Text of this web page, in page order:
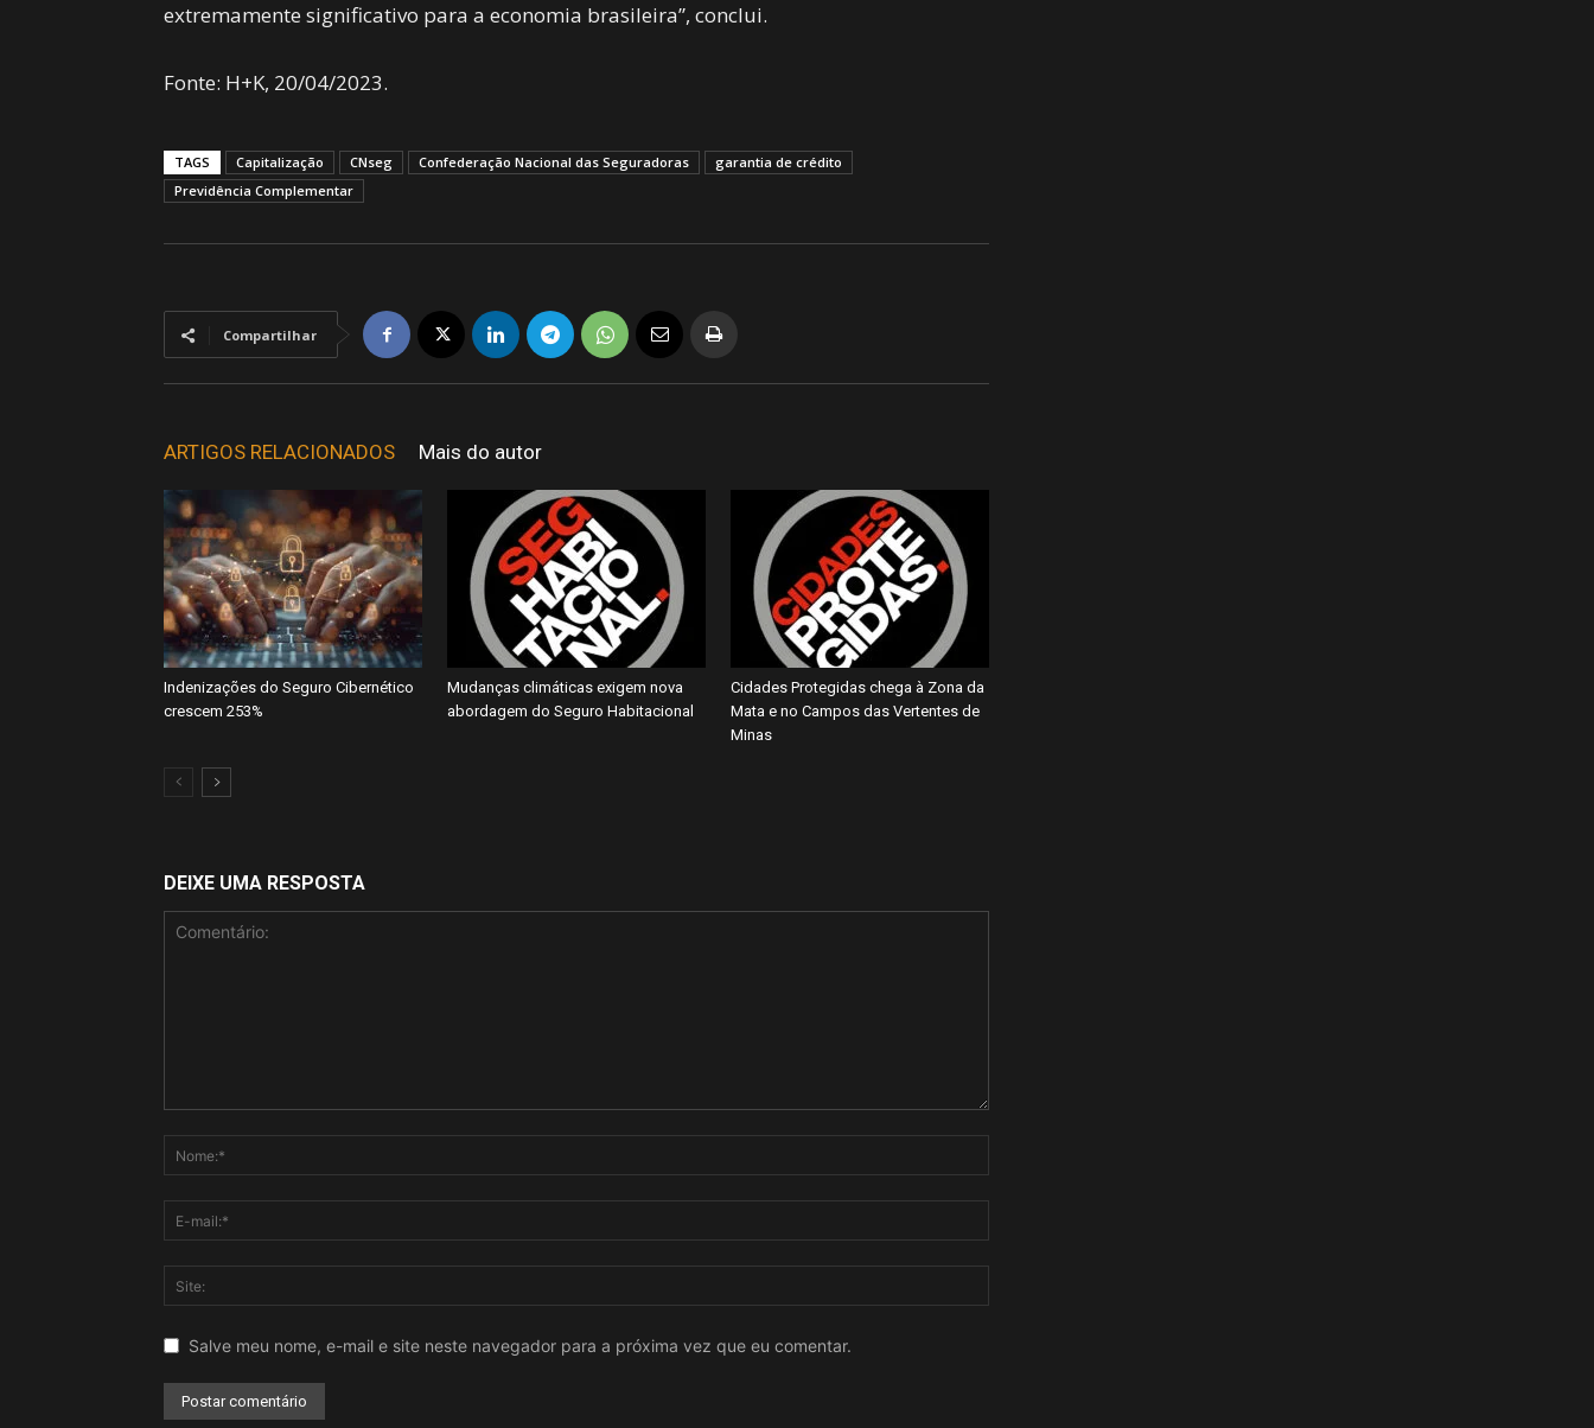
extremamente significativo para a economia brasileira”, conclui.
Fonte: H+K, 20/04/2023.
TAGS Capitalização CNseg Confederação Nacional das Seguradoras
garantia de crédito
Previdência Complementar
Compartilhar
ARTIGOS RELACIONADOS Mais do autor
Indenizações do Seguro Cibernético
crescem 253%
Mudanças climáticas exigem nova
abordagem do Seguro Habitacional
Cidades Protegidas chega à Zona da
Mata e no Campos das Vertentes de
Minas
DEIXE UMA RESPOSTA
Salve meu nome, e-mail e site neste navegador para a próxima vez que eu comentar.